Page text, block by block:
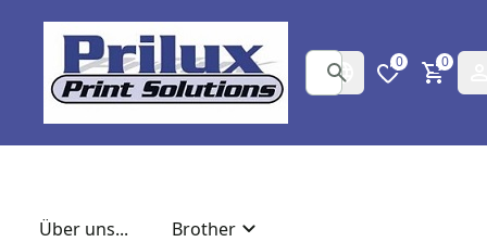
0 0
Über uns...
Brother